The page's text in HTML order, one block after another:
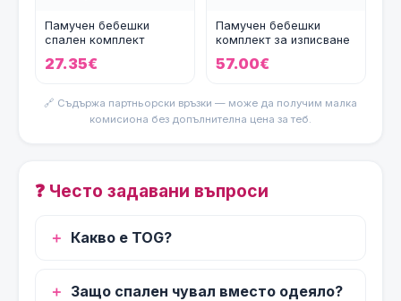
Памучен бебешки
спален комплект
мента (
27.35€
Памучен бебешки
комплект за изписване
57.00€
🔗 Съдържа партньорски връзки — може да получим малка
комисиона без допълнителна цена за теб.
❓ Често задавани въпроси
Какво е TOG?
Защо спален чувал вместо одеяло?